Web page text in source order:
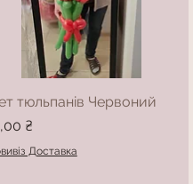
тюльпанів Червоний
₴
Доставка